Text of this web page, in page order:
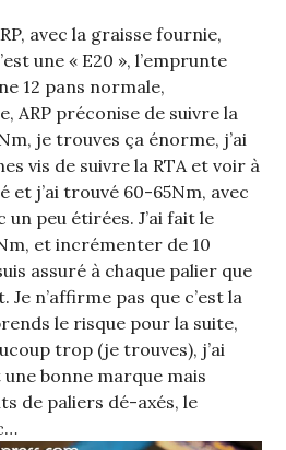
avec la graisse fournie,
une « E20 », l’emprunte
12 pans normale,
ARP préconise de suivre la
je trouves ça énorme, j’ai
vis de suivre la RTA et voir à
et j’ai trouvé 60-65Nm, avec
un peu étirées. J’ai fait le
et incrémenter de 10
assuré à chaque palier que
n’affirme pas que c’est la
le risque pour la suite,
trop (je trouves), j’ai
une bonne marque mais
de paliers dé-axés, le